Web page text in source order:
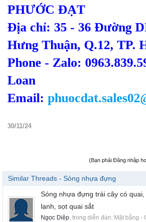
PHƯỚC ĐẠT
Địa chỉ: 35 - 36 Đường
Hưng Thuận, Q.12, TP.
Phone - Zalo:
Loan
Email:
30/11/24
(Bạn phải Đăng nhập
Similar Threads - Sóng nhựa đựng
Sóng nhựa đựng trái cây có
lạnh, sọt quai sắt
Ngọc Diệp, trong diễn đàn: Mặt bằng -